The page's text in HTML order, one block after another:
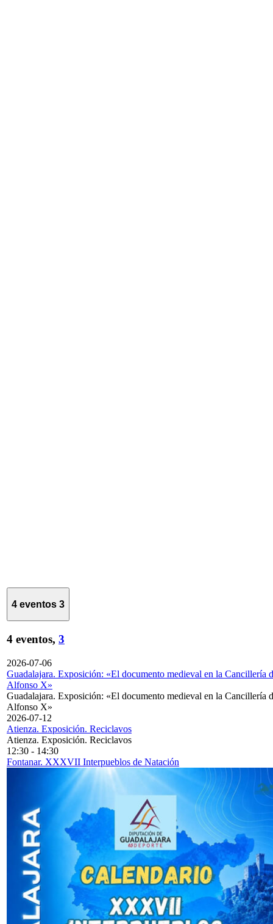
4 eventos 3
4 eventos, 3
2026-07-06
Guadalajara. Exposición: «El documento medieval en la Cancillería
Alfonso X»
Guadalajara. Exposición: «El documento medieval en la Cancillería
Alfonso X»
2026-07-12
Atienza. Exposición. Reciclavos
Atienza. Exposición. Reciclavos
12:30 - 14:30
Fontanar. XXXVII Interpueblos de Natación